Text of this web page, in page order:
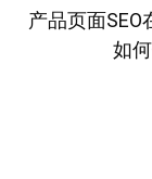
产品页面SEO
如